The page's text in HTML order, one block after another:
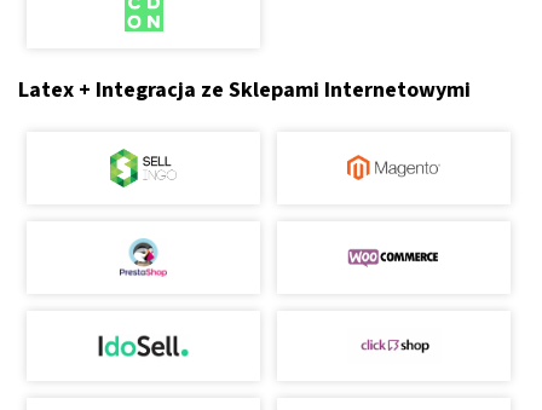
Latex + Integracja ze Sklepami Internetowymi